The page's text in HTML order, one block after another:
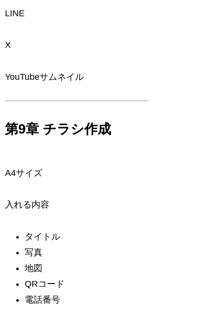
LINE
X
YouTubeサムネイル
第9章 チラシ作成
A4サイズ
入れる内容
タイトル
写真
地図
QRコード
電話番号